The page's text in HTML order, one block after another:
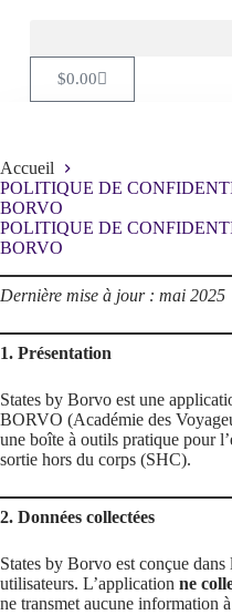
$0.00
Accueil
POLITIQUE DE
BORVO
POLITIQUE DE
BORVO
Dernière mise à jour : mai 2025
1. Présentation
States by Borvo est une
BORVO (Académie des
une boîte à outils pratique pour
sortie hors du corps (SHC).
2. Données collectées
States by Borvo est conçue
utilisateurs. L’application ne
ne transmet aucune information